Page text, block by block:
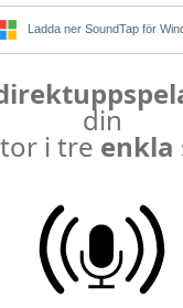
Ladda ner SoundTap för
din
i tre enkla